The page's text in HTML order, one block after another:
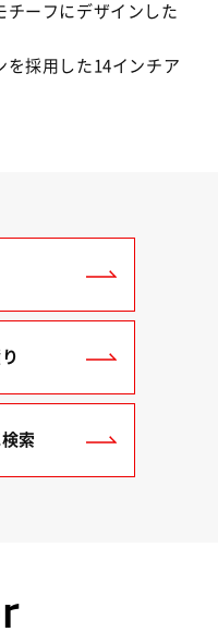
チーフにデザインした
を採用した14インチア
索